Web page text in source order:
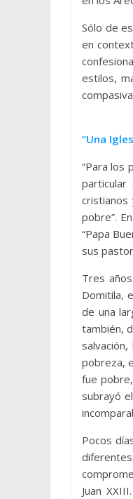
Sólo de
en
estilos,
“Una
“Para los
particular
cristianos
pobre”.
“Papa
sus
Tres
Domitila,
de una
también,
pobreza,
fue
subrayó
Pocos
Juan